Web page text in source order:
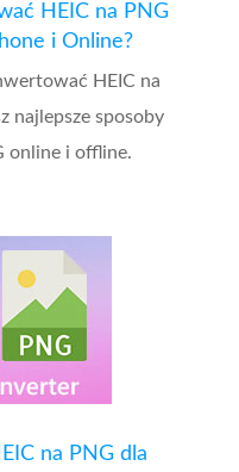
HEIC na PNG
i Online?
HEIC na
najlepsze sposoby
online i offline.
na PNG dla